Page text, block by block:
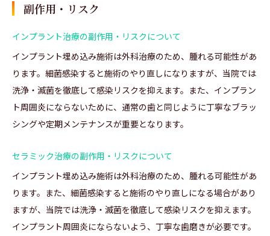
副作用・リスク
インプラント治療の副作用・リスクについて
インプラント埋め込み施術は外科治療のため、腫れる可能性があ
ります。細菌感染すると施術のやり直しになりますが、当院では
洗浄・滅菌を徹底して感染リスクを抑えます。また、インプラン
ト周囲炎にならないために、通常の歯と同じように丁寧なブラッ
シングや定期メンテナンスが重要となります。
セラミック治療の副作用・リスクについて
インプラント埋め込み施術は外科治療のため、腫れる可能性があ
ります。また、細菌感染すると施術のやり直しになる場合があり
ますが、当院では洗浄・滅菌を徹底して感染リスクを抑えます。
インプラント周囲炎にならないよう、丁寧な歯磨きが必要です。